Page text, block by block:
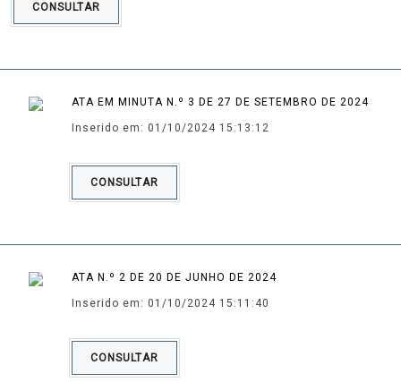
CONSULTAR
ATA EM MINUTA N.º 3 DE 27 DE SETEMBRO DE 2024
Inserido em: 01/10/2024 15:13:12
CONSULTAR
ATA N.º 2 DE 20 DE JUNHO DE 2024
Inserido em: 01/10/2024 15:11:40
CONSULTAR